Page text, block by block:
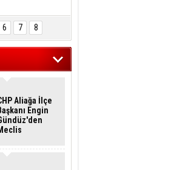
6 7 8
Aliağa İlçe
Engin